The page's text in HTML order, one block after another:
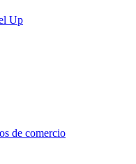
Up
de comercio